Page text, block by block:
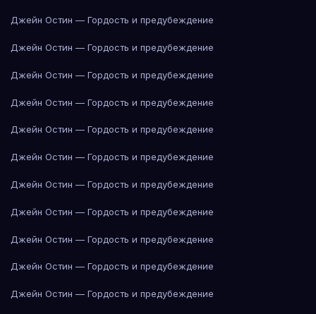
Джейн Остин — Гордость и предубеждение
Джейн Остин — Гордость и предубеждение
Джейн Остин — Гордость и предубеждение
Джейн Остин — Гордость и предубеждение
Джейн Остин — Гордость и предубеждение
Джейн Остин — Гордость и предубеждение
Джейн Остин — Гордость и предубеждение
Джейн Остин — Гордость и предубеждение
Джейн Остин — Гордость и предубеждение
Джейн Остин — Гордость и предубеждение
Джейн Остин — Гордость и предубеждение